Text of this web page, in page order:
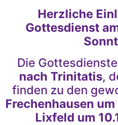
Herzliche
Gottesdienst
Die
nach Trinitatis,
finden zu den
Frechenhausen
Lixfeld um